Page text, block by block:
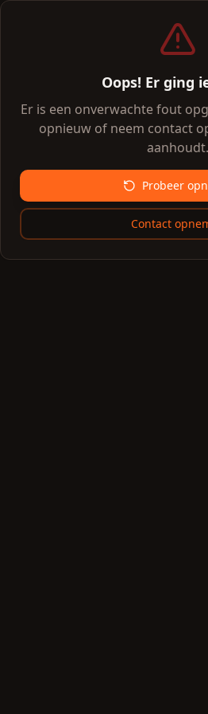
Oops! Er ging
Er is een onverwachte fout
opnieuw of neem contact
aanhoudt.
Probeer
Contact